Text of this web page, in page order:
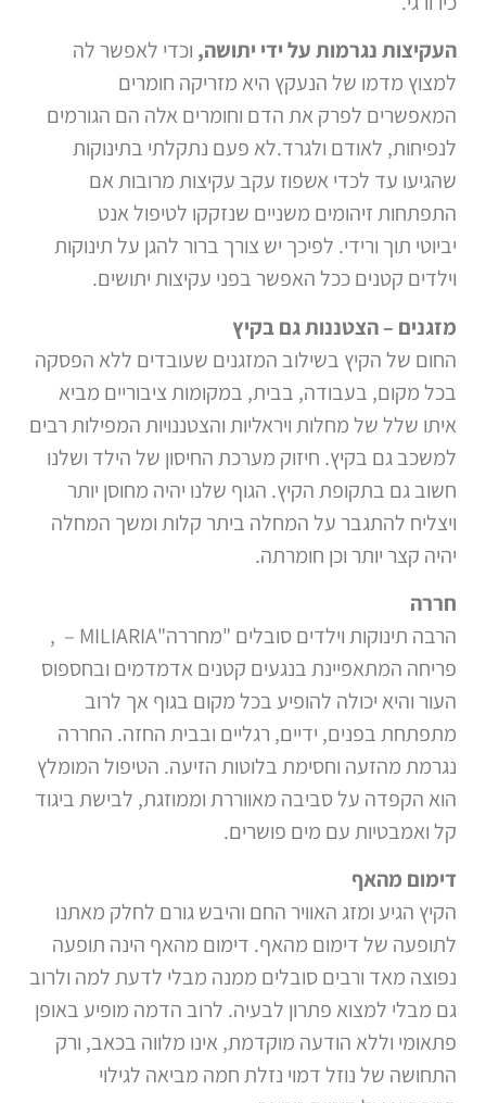
העקיצות נגרמות על ידי יתושה, וכדי לאפשר לה
למצוץ מדמו של הנעקץ היא מזריקה חומרים
המאפשרים לפרק את הדם וחומרים אלה הם הגורמים
לנפיחות, לאודם ולגרד.לא פעם נתקלתי בתינוקות
שהגיעו עד לכדי אשפוז עקב עקיצות מרובות אם
התפתחות זיהומים משניים שנזקקו לטיפול אנט
יביוטי תוך ורידי. לפיכך יש צורך ברור להגן על תינוקות
וילדים קטנים ככל האפשר בפני עקיצות יתושים.
מזגנים – הצטננות גם בקיץ
החום של הקיץ בשילוב המזגנים שעובדים ללא הפסקה
בכל מקום, בעבודה, בבית, במקומות ציבוריים מביא
איתו שלל של מחלות ויראליות והצטננויות המפילות רבים
למשכב גם בקיץ. חיזוק מערכת החיסון של הילד ושלנו
חשוב גם בתקופת הקיץ. הגוף שלנו יהיה מחוסן יותר
ויצליח להתגבר על המחלה ביתר קלות ומשך המחלה
יהיה קצר יותר וכן חומרתה.
חררה
הרבה תינוקות וילדים סובלים "מחררה"MILIARIA – ,
פריחה המתאפיינת בנגעים קטנים אדמדמים ובחספוס
העור והיא יכולה להופיע בכל מקום בגוף אך לרוב
מתפתחת בפנים, ידיים, רגליים ובבית החזה. החררה
נגרמת מהזעה וחסימת בלוטות הזיעה. הטיפול המומלץ
הוא הקפדה על סביבה מאווררת וממוזגת, לבישת ביגוד
קל ואמבטיות עם מים פושרים.
דימום מהאף
הקיץ הגיע ומזג האוויר החם והיבש גורם לחלק מאתנו
לתופעה של דימום מהאף. דימום מהאף הינה תופעה
נפוצה מאד ורבים סובלים ממנה מבלי לדעת למה ולרוב
גם מבלי למצוא פתרון לבעיה. לרוב הדמה מופיע באופן
פתאומי וללא הודעה מוקדמת, אינו מלווה בכאב, ורק
התחושה של נוזל דמוי נזלת חמה מביאה לגילוי